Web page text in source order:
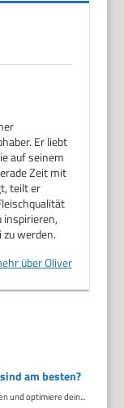
Er liebt
auf seinem
Zeit mit
teilt er
inspirieren,
werden.
über Oliver
am besten?
und optimiere dein...